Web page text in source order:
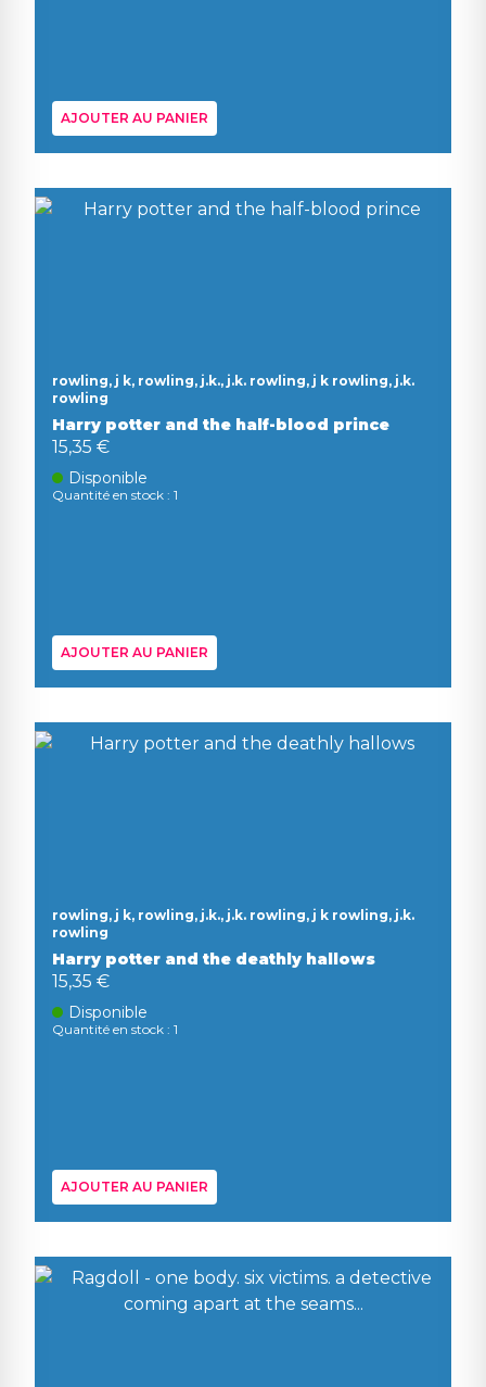
AJOUTER AU PANIER
rowling, j k, rowling, j.k., j.k. rowling, j k rowling, j.k.
rowling
Harry potter and the half-blood prince
15,35 €
Disponible
Quantité en stock : 1
AJOUTER AU PANIER
rowling, j k, rowling, j.k., j.k. rowling, j k rowling, j.k.
rowling
Harry potter and the deathly hallows
15,35 €
Disponible
Quantité en stock : 1
AJOUTER AU PANIER